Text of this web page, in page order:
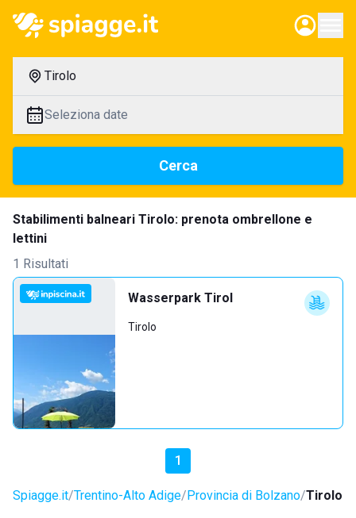
Tirolo
Seleziona date
Cerca
Stabilimenti balneari Tirolo: prenota ombrellone e
lettini
1 Risultati
Wasserpark Tirol
Tirolo
1
Spiagge.it Trentino-Alto Adige Provincia di Bolzano Tirolo